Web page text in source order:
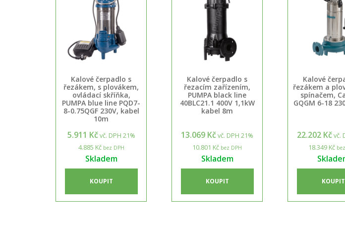
Kalové čerpadlo s
řezákem, s plovákem,
ovládací skříňka,
PUMPA blue line PQD7-
8-0.75QGF 230V, kabel
10m
5.911 Kčvč. DPH 21%
4.885 Kčbez DPH
Skladem
KOUPIT
Kalové čerpadlo s
řezacím zařízením,
PUMPA black line
40BLC21.1 400V 1,1kW
kabel 8m
13.069 Kčvč. DPH 21%
10.801 Kč bez DPH
Skladem
KOUPIT
Kalové
řezákem a
spínačem,
GQGM 6-18
22.202 Kčvč.
18.349 Kč
KOUPIT